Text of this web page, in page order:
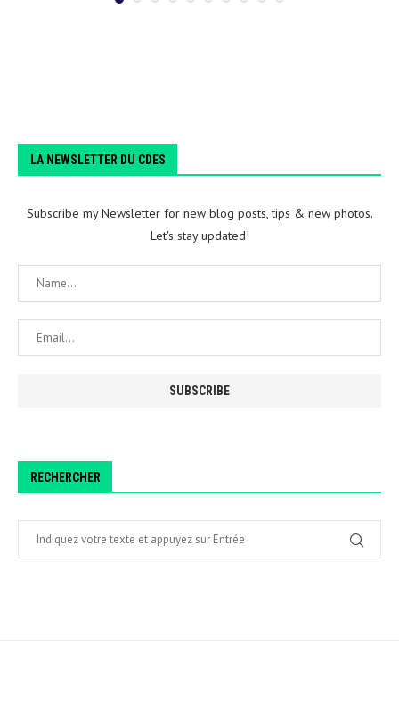
LA NEWSLETTER DU CDES
Subscribe my Newsletter for new blog posts, tips & new photos.
Let's stay updated!
RECHERCHER